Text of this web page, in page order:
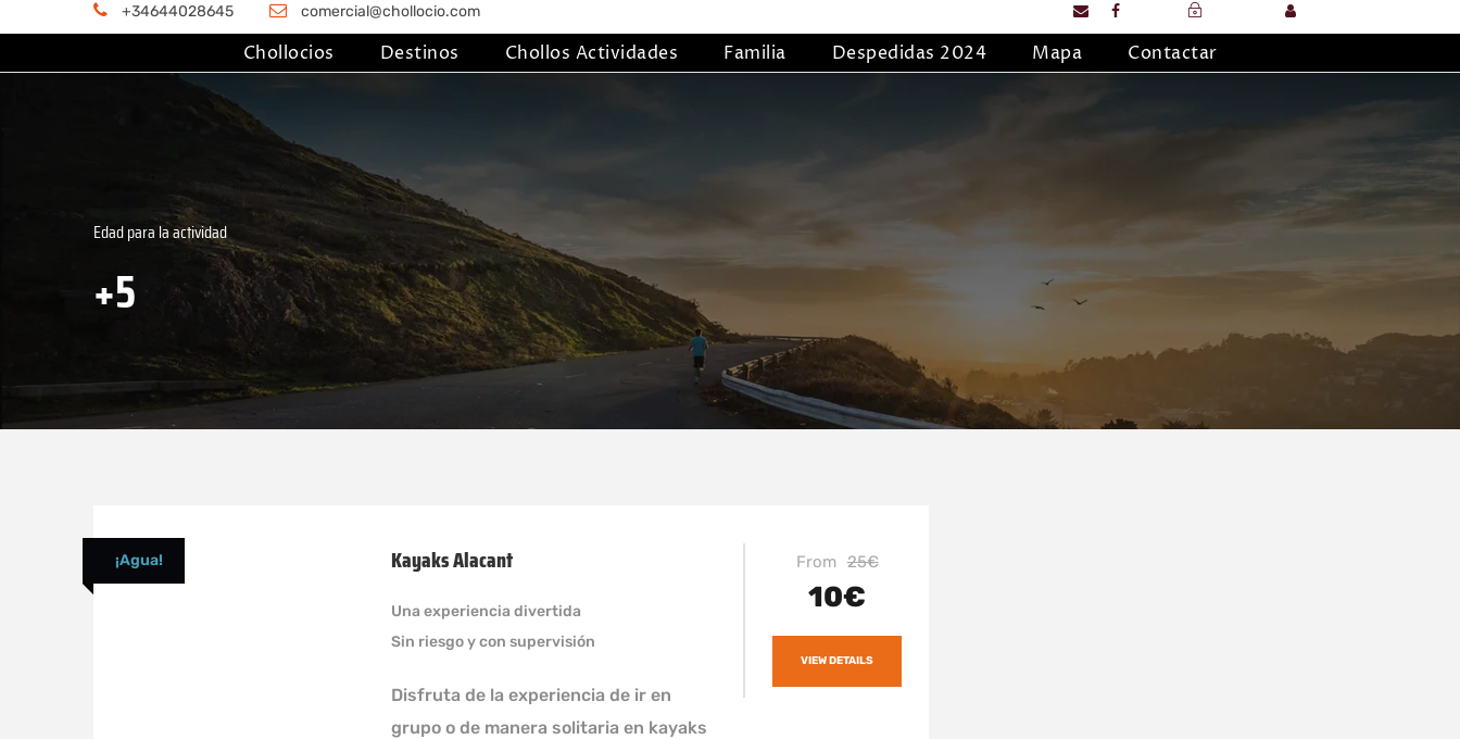
+34644028645 comercial@chollocio.com
Chollocios Destinos Chollos Actividades Familia Despedidas 2024 Mapa Contactar
Edad para la actividad
+5
¡Agua! Kayaks Alacant
Una experiencia divertida
Sin riesgo y con supervisión
Disfruta de la experiencia de ir en
grupo o de manera solitaria en kayaks
From 25€
10€
VIEW DETAILS